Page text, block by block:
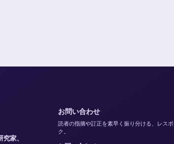
お問い合わせ
読者の指摘や訂正を素早く振り分ける、レス